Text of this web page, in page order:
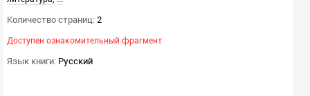
Количество страниц: 2
Доступен ознакомительный фрагмент
Язык книги: Русский